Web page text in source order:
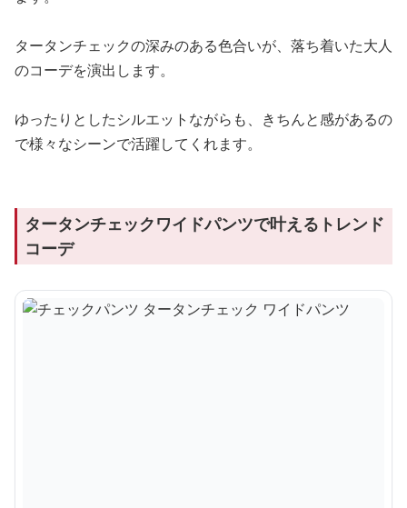
タータンチェックの深みのある色合いが、落ち着いた大人
のコーデを演出します。
ゆったりとしたシルエットながらも、きちんと感があるの
で様々なシーンで活躍してくれます。
タータンチェックワイドパンツで叶えるトレンド
コーデ